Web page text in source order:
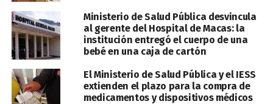
Ministerio de Salud Pública desvincula
al gerente del Hospital de Macas: la
institución entregó el cuerpo de una
bebé en una caja de cartón
El Ministerio de Salud Pública y el IESS
extienden el plazo para la compra de
medicamentos y dispositivos médicos